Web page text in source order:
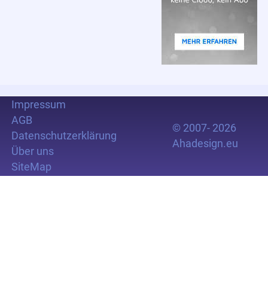
Impressum
AGB
Datenschutzerklärung
Über uns
SiteMap
© 2007- 2026
Ahadesign.eu